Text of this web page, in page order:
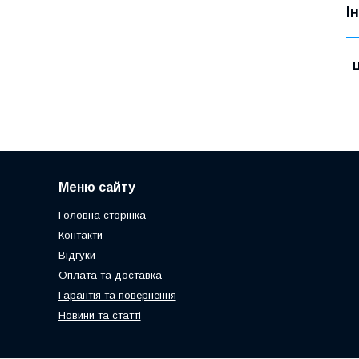
Меню сайту
Головна сторінка
Контакти
Відгуки
Оплата та доставка
Гарантія та повернення
Новини та статті